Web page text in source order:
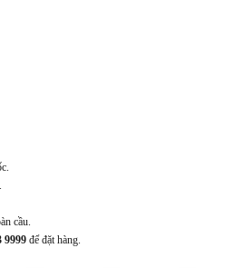
cầu.
9999 để đặt hàng.